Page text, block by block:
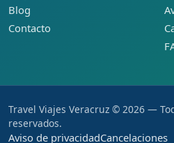
Blog
Contacto
Travel Viajes Veracruz © 2026 —
reservados.
Aviso de privacidadCancelaciones